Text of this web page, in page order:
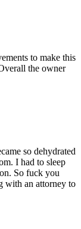
to make this
the owner
so dehydrated
I had to sleep
So fuck you
with an attorney to